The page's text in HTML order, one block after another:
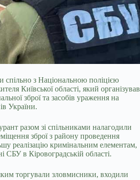
спільно з Національною поліцією
Київської області, який організував
зброї та засобів ураження на
України.
разом зі спільниками налагодили
зброї з району проведення
реалізацію кримінальним елементам,
СБУ в Кіровоградській області.
торгували зловмисники, входили